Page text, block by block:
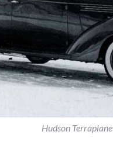
Hudson Terraplane